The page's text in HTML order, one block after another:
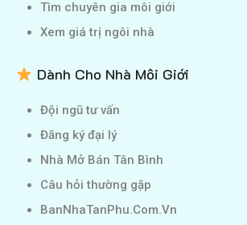
Tìm chuyên gia môi giới
Xem giá trị ngôi nhà
Dành Cho Nhà Môi Giới
Đội ngũ tư vấn
Đăng ký đại lý
Nhà Mở Bán Tân Bình
Câu hỏi thường gặp
BanNhaTanPhu.Com.Vn